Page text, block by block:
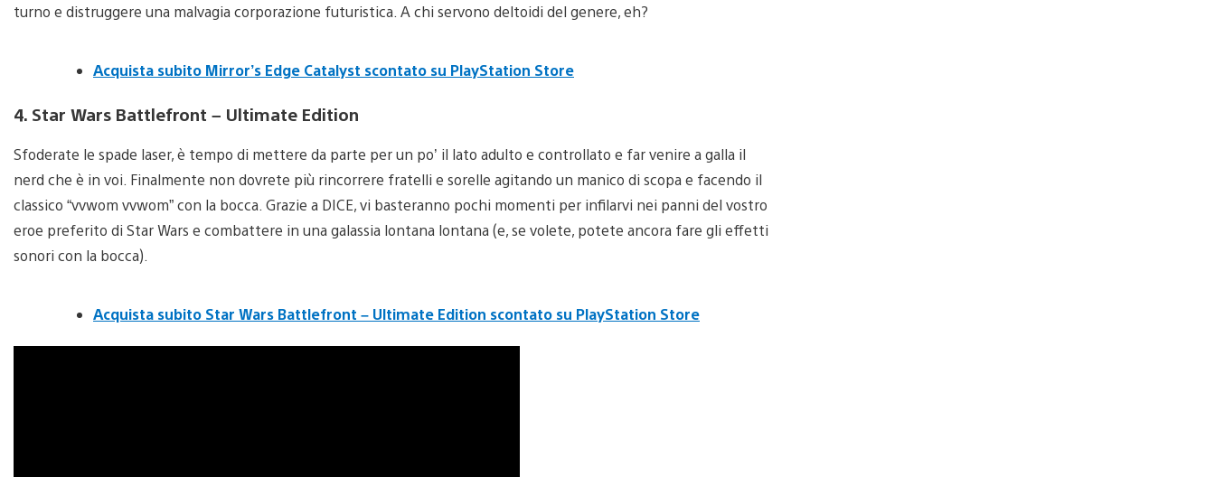
turno e distruggere una malvagia corporazione futuristica. A chi servono deltoidi del genere, eh?
Acquista subito Mirror’s Edge Catalyst scontato su PlayStation Store
4. Star Wars Battlefront – Ultimate Edition
Sfoderate le spade laser, è tempo di mettere da parte per un po’ il lato adulto e controllato e far venire a galla il
nerd che è in voi. Finalmente non dovrete più rincorrere fratelli e sorelle agitando un manico di scopa e facendo il
classico “vvwom vvwom” con la bocca. Grazie a DICE, vi basteranno pochi momenti per infilarvi nei panni del vostro
eroe preferito di Star Wars e combattere in una galassia lontana lontana (e, se volete, potete ancora fare gli effetti
sonori con la bocca).
Acquista subito Star Wars Battlefront – Ultimate Edition scontato su PlayStation Store